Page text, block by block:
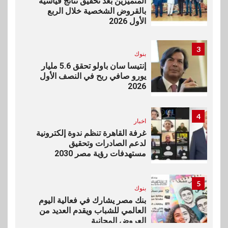
بالقروض الشخصية خلال الربع
الأول 2026
3
بنوك
إنتيسا سان باولو تحقق 5.6 مليار
يورو صافي ربح في النصف الأول
2026
4
اخبار
غرفة القاهرة تنظم ندوة إلكترونية
لدعم الصادرات وتحقيق
مستهدفات رؤية مصر 2030
5
بنوك
بنك مصر يشارك في فعالية اليوم
العالمي للشباب ويقدم العديد من
العروض المجانية